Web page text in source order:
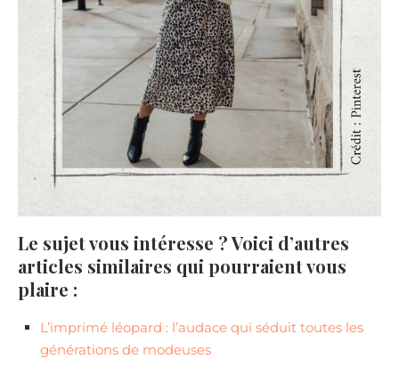
Le sujet vous intéresse ? Voici d’autres
articles similaires qui pourraient vous
plaire :
L’imprimé léopard : l’audace qui séduit toutes les
générations de modeuses